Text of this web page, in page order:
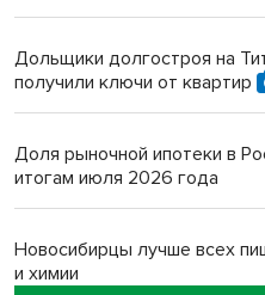
Дольщики долгостроя на
получили ключи от квартир
Доля рыночной ипотеки в
итогам июля 2026 года
Новосибирцы лучше всех
и химии